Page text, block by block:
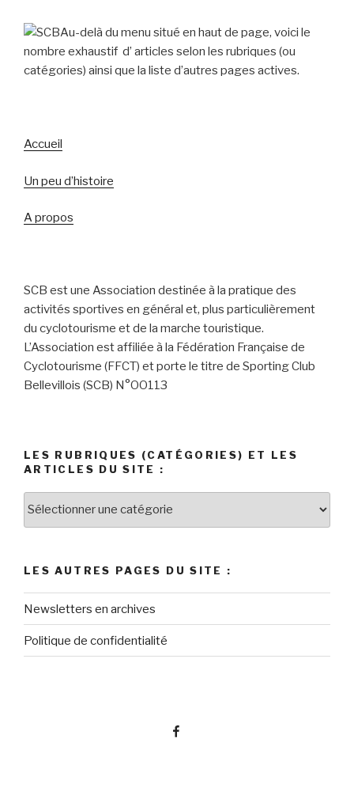
Au-delà du menu situé en haut de page, voici le
nombre exhaustif d’ articles selon les rubriques (ou
catégories) ainsi que la liste d’autres pages actives.
Accueil
Un peu d’histoire
A propos
SCB est une Association destinée à la pratique des
activités sportives en général et, plus particulièrement
du cyclotourisme et de la marche touristique.
L’Association est affiliée à la Fédération Française de
Cyclotourisme (FFCT) et porte le titre de Sporting Club
Bellevillois (SCB) N°OO113
LES RUBRIQUES (CATÉGORIES) ET LES
ARTICLES DU SITE :
LES AUTRES PAGES DU SITE :
Newsletters en archives
Politique de confidentialité